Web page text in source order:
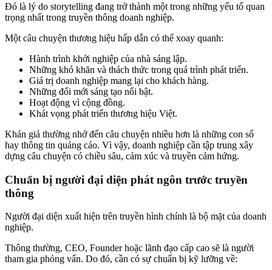
Đó là lý do storytelling đang trở thành một trong những yếu tố quan
trọng nhất trong truyền thông doanh nghiệp.
Một câu chuyện thương hiệu hấp dẫn có thể xoay quanh:
Hành trình khởi nghiệp của nhà sáng lập.
Những khó khăn và thách thức trong quá trình phát triển.
Giá trị doanh nghiệp mang lại cho khách hàng.
Những đổi mới sáng tạo nổi bật.
Hoạt động vì cộng đồng.
Khát vọng phát triển thương hiệu Việt.
Khán giả thường nhớ đến câu chuyện nhiều hơn là những con số
hay thông tin quảng cáo. Vì vậy, doanh nghiệp cần tập trung xây
dựng câu chuyện có chiều sâu, cảm xúc và truyền cảm hứng.
Chuẩn bị người đại diện phát ngôn trước truyền
thông
Người đại diện xuất hiện trên truyền hình chính là bộ mặt của doanh
nghiệp.
Thông thường, CEO, Founder hoặc lãnh đạo cấp cao sẽ là người
tham gia phỏng vấn. Do đó, cần có sự chuẩn bị kỹ lưỡng về: